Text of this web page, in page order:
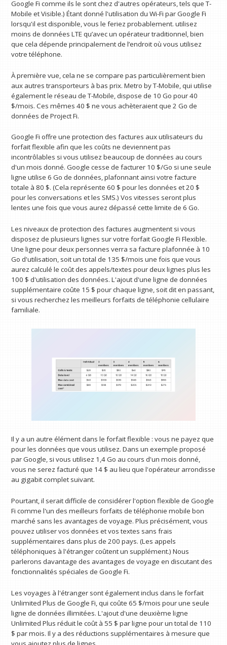
Google Fi comme ils le sont chez d'autres opérateurs, tels que T-
Mobile et Visible.) Étant donné l'utilisation du Wi-Fi par Google Fi
lorsqu'il est disponible, vous le feriez probablement. utilisez
moins de données LTE qu’avec un opérateur traditionnel, bien
que cela dépende principalement de l’endroit où vous utilisez
votre téléphone.
À première vue, cela ne se compare pas particulièrement bien
aux autres transporteurs à bas prix. Metro by T-Mobile, qui utilise
également le réseau de T-Mobile, dispose de 10 Go pour 40
$/mois. Ces mêmes 40 $ ne vous achèteraient que 2 Go de
données de Project Fi.
Google Fi offre une protection des factures aux utilisateurs du
forfait flexible afin que les coûts ne deviennent pas
incontrôlables si vous utilisez beaucoup de données au cours
d'un mois donné. Google cesse de facturer 10 $/Go si une seule
ligne utilise 6 Go de données, plafonnant ainsi votre facture
totale à 80 $. (Cela représente 60 $ pour les données et 20 $
pour les conversations et les SMS.) Vos vitesses seront plus
lentes une fois que vous aurez dépassé cette limite de 6 Go.
Les niveaux de protection des factures augmentent si vous
disposez de plusieurs lignes sur votre forfait Google Fi Flexible.
Une ligne pour deux personnes verra sa facture plafonnée à 10
Go d'utilisation, soit un total de 135 $/mois une fois que vous
aurez calculé le coût des appels/textes pour deux lignes plus les
100 $ d'utilisation des données. L'ajout d'une ligne de données
supplémentaire coûte 15 $ pour chaque ligne, soit dit en passant,
si vous recherchez les meilleurs forfaits de téléphonie cellulaire
familiale.
Il y a un autre élément dans le forfait flexible : vous ne payez que
pour les données que vous utilisez. Dans un exemple proposé
par Google, si vous utilisez 1,4 Go au cours d'un mois donné,
vous ne serez facturé que 14 $ au lieu que l'opérateur arrondisse
au gigabit complet suivant.
Pourtant, il serait difficile de considérer l'option flexible de Google
Fi comme l'un des meilleurs forfaits de téléphonie mobile bon
marché sans les avantages de voyage. Plus précisément, vous
pouvez utiliser vos données et vos textes sans frais
supplémentaires dans plus de 200 pays. (Les appels
téléphoniques à l'étranger coûtent un supplément.) Nous
parlerons davantage des avantages de voyage en discutant des
fonctionnalités spéciales de Google Fi.
Les voyages à l'étranger sont également inclus dans le forfait
Unlimited Plus de Google Fi, qui coûte 65 $/mois pour une seule
ligne de données illimitées. L'ajout d'une deuxième ligne
Unlimited Plus réduit le coût à 55 $ par ligne pour un total de 110
$ par mois. Il y a des réductions supplémentaires à mesure que